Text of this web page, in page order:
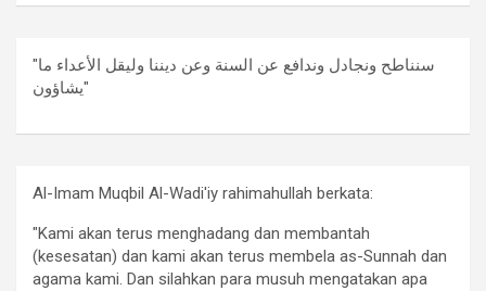
"سنناطح ونجادل وندافع عن السنة وعن ديننا وليقل الأعداء ما
يشاؤون"
Al-Imam Muqbil Al-Wadi'iy rahimahullah berkata:
"Kami akan terus menghadang dan membantah
(kesesatan) dan kami akan terus membela as-Sunnah dan
agama kami. Dan silahkan para musuh mengatakan apa